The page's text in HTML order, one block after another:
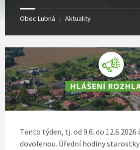
Obec Lubná / Aktuality
Tento týden, tj. od 9.6. do
dovolenou. Úřední hodiny